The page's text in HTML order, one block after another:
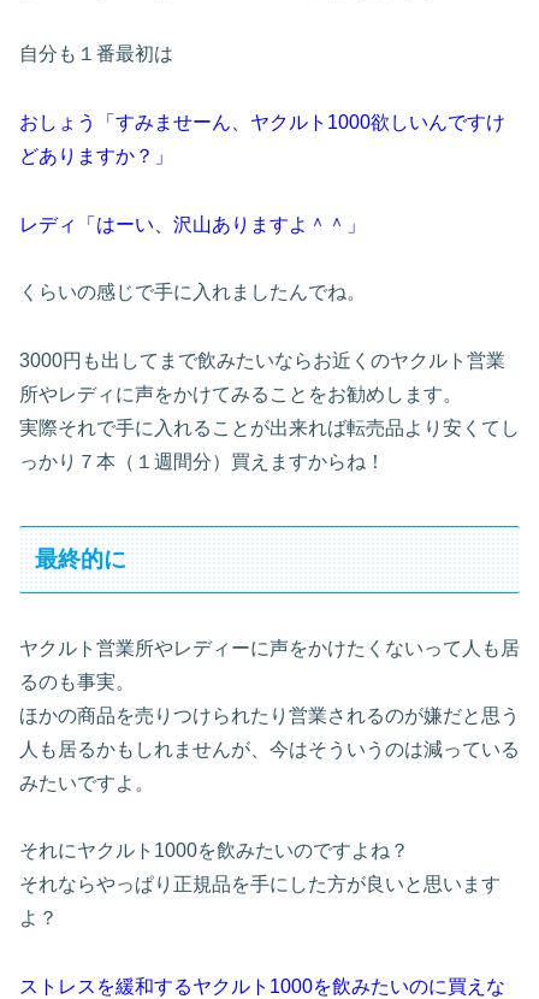
自分も１番最初は
おしょう「すみませーん、ヤクルト1000欲しいんですけ
どありますか？」
レディ「はーい、沢山ありますよ＾＾」
くらいの感じで手に入れましたんでね。
3000円も出してまで飲みたいならお近くのヤクルト営業
所やレディに声をかけてみることをお勧めします。
実際それで手に入れることが出来れば転売品より安くてし
っかり７本（１週間分）買えますからね！
最終的に
ヤクルト営業所やレディーに声をかけたくないって人も居
るのも事実。
ほかの商品を売りつけられたり営業されるのが嫌だと思う
人も居るかもしれませんが、今はそういうのは減っている
みたいですよ。
それにヤクルト1000を飲みたいのですよね？
それならやっぱり正規品を手にした方が良いと思います
よ？
ストレスを緩和するヤクルト1000を飲みたいのに買えな